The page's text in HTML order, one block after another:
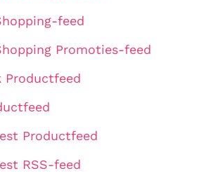
feed
Promoties-feed
Productfeed
Productfeed
RSS-feed